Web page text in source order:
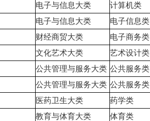
电子与信息大类 计算机类
电子与信息大类 电子信息类
财经商贸大类 电子商务类
文化艺术大类 艺术设计类
公共管理与服务大类 公共服务类
公共管理与服务大类 公共服务类
医药卫生大类 药学类
教育与体育大类 体育类